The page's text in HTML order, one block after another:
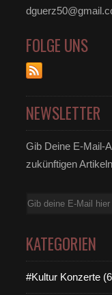
FOLGE UNS
NEWSLETTER
Gib Deine E-Mail-
zukünftigen
E-
KATEGORIEN
#Kultur Konzerte